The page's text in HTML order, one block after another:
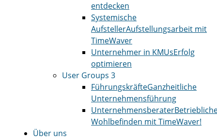
entdecken
Systemische
AufstellerAufstellungsarbeit mit
TimeWaver
Unternehmer in KMUsErfolg
optimieren
User Groups 3
FührungskräfteGanzheitliche
Unternehmensführung
Unternehmensberater
Wohlbefinden mit TimeWaver!
Über uns